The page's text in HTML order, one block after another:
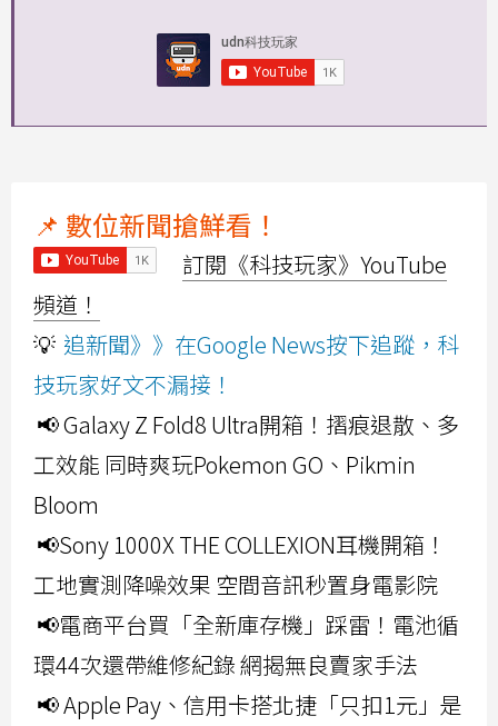
📌 數位新聞搶鮮看！
訂閱《科技玩家》YouTube
頻道！
💡 追新聞》》在Google News按下追蹤，科
技玩家好文不漏接！
📢 Galaxy Z Fold8 Ultra開箱！摺痕退散、多
工效能 同時爽玩Pokemon GO、Pikmin
Bloom
📢Sony 1000X THE COLLEXION耳機開箱！
工地實測降噪效果 空間音訊秒置身電影院
📢電商平台買「全新庫存機」踩雷！電池循
環44次還帶維修紀錄 網揭無良賣家手法
📢 Apple Pay、信用卡搭北捷「只扣1元」是